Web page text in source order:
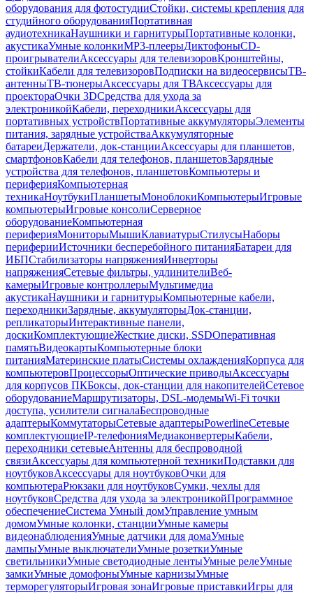
оборудования для фотостудииСтойки, системы крепления для
студийного оборудованияПортативная
аудиотехникаНаушники и гарнитурыПортативные колонки,
акустикаУмные колонкиMP3-плеерыДиктофоныCD-
проигрывателиАксессуары для телевизоровКронштейны,
стойкиКабели для телевизоровПодписки на видеосервисыТВ-
антенныТВ-тюнерыАксессуары для ТВАксессуары для
проектораОчки 3DСредства для ухода за
электроникойКабели, переходникиАксессуары для
портативных устройствПортативные аккумуляторыЭлементы
питания, зарядные устройстваАккумуляторные
батареиДержатели, док-станцииАксессуары для планшетов,
смартфоновКабели для телефонов, планшетовЗарядные
устройства для телефонов, планшетовКомпьютеры и
периферияКомпьютерная
техникаНоутбукиПланшетыМоноблокиКомпьютерыИгровые
компьютерыИгровые консолиСерверное
оборудованиеКомпьютерная
периферияМониторыМышиКлавиатурыСтилусыНаборы
периферииИсточники бесперебойного питанияБатареи для
ИБПСтабилизаторы напряженияИнверторы
напряженияСетевые фильтры, удлинителиВеб-
камерыИгровые контроллерыМультимедиа
акустикаНаушники и гарнитурыКомпьютерные кабели,
переходникиЗарядные, аккумуляторыДок-станции,
репликаторыИнтерактивные панели,
доскиКомплектующиеЖесткие диски, SSDОперативная
памятьВидеокартыКомпьютерные блоки
питанияМатеринские платыСистемы охлажденияКорпуса для
компьютеровПроцессорыОптические приводыАксессуары
для корпусов ПКБоксы, док-станции для накопителейСетевое
оборудованиеМаршрутизаторы, DSL-модемыWi-Fi точки
доступа, усилители сигналаБеспроводные
адаптерыКоммутаторыСетевые адаптерыPowerlineСетевые
комплектующиеIP-телефонияМедиаконвертерыКабели,
переходники сетевыеАнтенны для беспроводной
связиАксессуары для компьютерной техникиПодставки для
ноутбуковАксессуары для ноутбуковОчки для
компьютераРюкзаки для ноутбуковСумки, чехлы для
ноутбуковСредства для ухода за электроникойПрограммное
обеспечениеСистема Умный домУправление умным
домомУмные колонки, станцииУмные камеры
видеонаблюденияУмные датчики для домаУмные
лампыУмные выключателиУмные розеткиУмные
светильникиУмные светодиодные лентыУмные релеУмные
замкиУмные домофоныУмные карнизыУмные
терморегуляторыИгровая зонаИгровые приставкиИгры для